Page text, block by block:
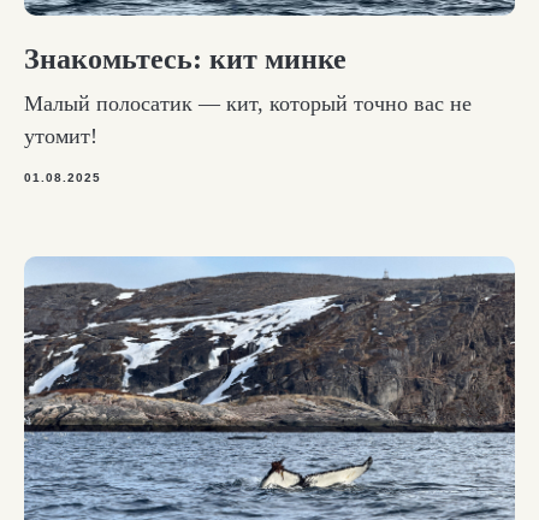
Знакомьтесь: кит минке
Малый полосатик — кит, который точно вас не
утомит!
01.08.2025